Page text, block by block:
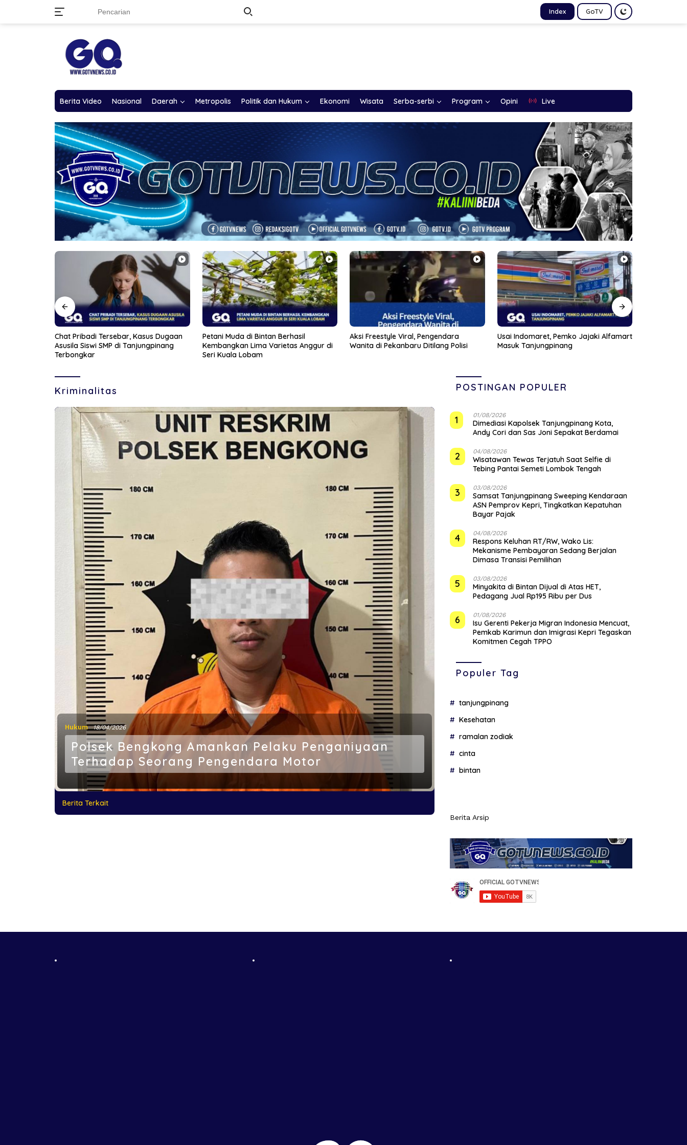
Index GoTV
Berita Video Nasional Daerah Metropolis Politik dan Hukum Ekonomi Wisata Serba-serbi Program Opini Live
Petani Muda di Bintan Berhasil
Kembangkan Lima Varietas Anggur di
Seri Kuala Lobam
Aksi Freestyle Viral, Pengendara
Wanita di Pekanbaru Ditilang Polisi
Usai Indomaret, Pemko Jajaki Alfamart
Masuk Tanjungpinang
Anggota DPRD Kepri Januar Robert
Silalahi Reses Perdana di Markas
Kriminalitas
Hukum 18/04/2026
Polsek Bengkong Amankan Pelaku Penganiyaan
Terhadap Seorang Pengendara Motor
Berita Terkait
POSTINGAN POPULER
1 01/08/2026
Dimediasi Kapolsek Tanjungpinang Kota,
Andy Cori dan Sas Joni Sepakat Berdamai
2 04/08/2026
Wisatawan Tewas Terjatuh Saat Selfie di
Tebing Pantai Semeti Lombok Tengah
3 03/08/2026
Samsat Tanjungpinang Sweeping Kendaraan
ASN Pemprov Kepri, Tingkatkan Kepatuhan
Bayar Pajak
4 04/08/2026
‎Respons Keluhan RT/RW, Wako Lis:
Mekanisme Pembayaran Sedang Berjalan
Dimasa Transisi Pemilihan
5 03/08/2026
Minyakita di Bintan Dijual di Atas HET,
Pedagang Jual Rp195 Ribu per Dus
6 01/08/2026
Isu Gerenti Pekerja Migran Indonesia Mencuat,
Pemkab Karimun dan Imigrasi Kepri Tegaskan
Komitmen Cegah TPPO
Populer Tag
tanjungpinang
Kesehatan
ramalan zodiak
cinta
bintan
Berita Arsip